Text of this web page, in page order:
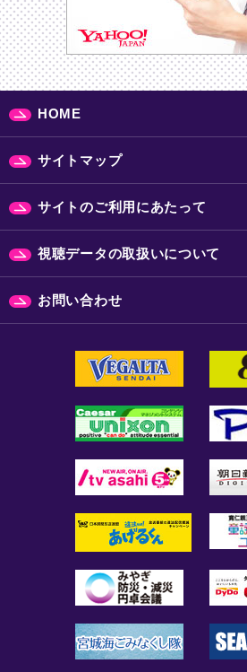
HOME
サイトマップ
サイトのご利用にあたって
視聴データの取扱いについて
お問い合わせ